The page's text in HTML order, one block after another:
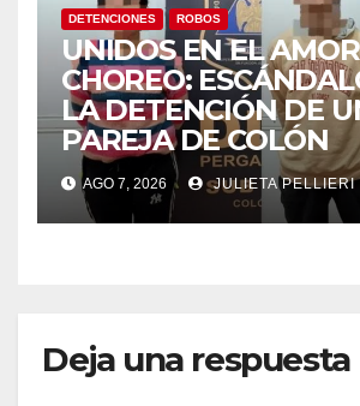
DETENCIONES ROBOS
UNIDOS EN EL
CHOREO:
LA DETENCIÓN DE
PAREJA DE COLÓN
AGO 7, 2026 JULIETA PELLIERI
Deja una respuesta